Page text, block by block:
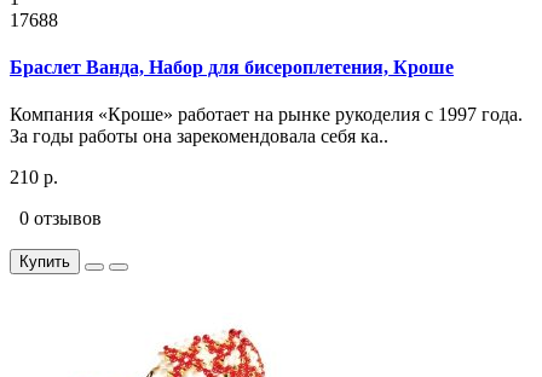
17688
Браслет Ванда, Набор для бисероплетения, Кроше
Компания «Кроше» работает на рынке рукоделия с 1997 года.
За годы работы она зарекомендовала себя ка..
210 р.
0 отзывов
Купить